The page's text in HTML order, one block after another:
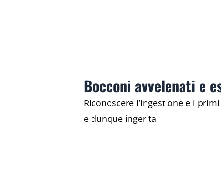
Bocconi avvelenati e
Riconoscere l’ingestione e i
e dunque ingerita